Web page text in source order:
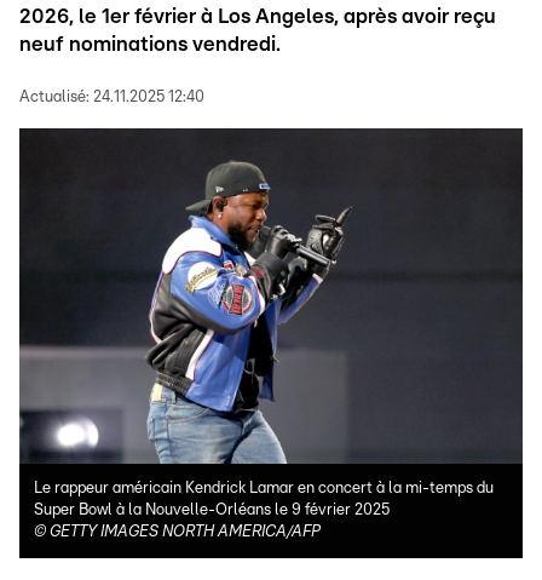
2026, le 1er février à Los Angeles, après avoir reçu
neuf nominations vendredi.
Actualisé: 24.11.2025 12:40
Le rappeur américain Kendrick Lamar en concert à la mi-temps du
Super Bowl à la Nouvelle-Orléans le 9 février 2025
© GETTY IMAGES NORTH AMERICA/AFP